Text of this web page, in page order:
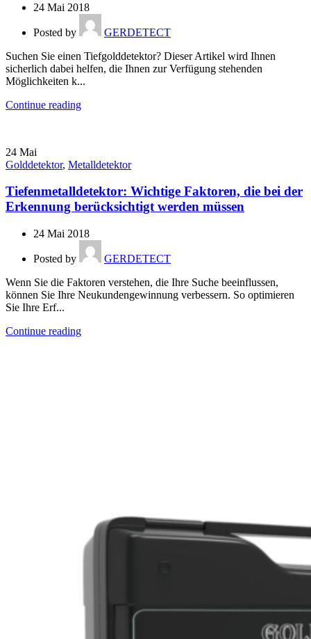
24 Mai 2018
Posted by
GERDETECT
Suchen Sie einen Tiefgolddetektor? Dieser Artikel wird Ihnen
sicherlich dabei helfen, die Ihnen zur Verfügung stehenden
Möglichkeiten k...
Continue reading
24 Mai
Golddetektor, Metalldetektor
Tiefenmetalldetektor: Wichtige Faktoren, die bei der
Erkennung berücksichtigt werden müssen
24 Mai 2018
Posted by
GERDETECT
Wenn Sie die Faktoren verstehen, die Ihre Suche beeinflussen,
können Sie Ihre Neukundengewinnung verbessern. So optimieren
Sie Ihre Erf...
Continue reading